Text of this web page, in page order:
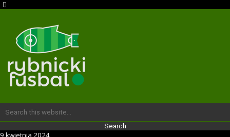
9 kwietnia 2024